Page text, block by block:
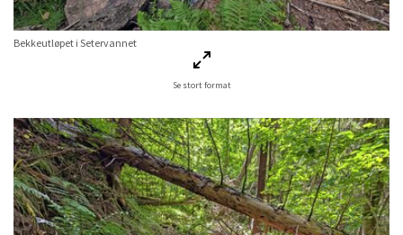
Bekkeutløpet i Setervannet
Se stort format